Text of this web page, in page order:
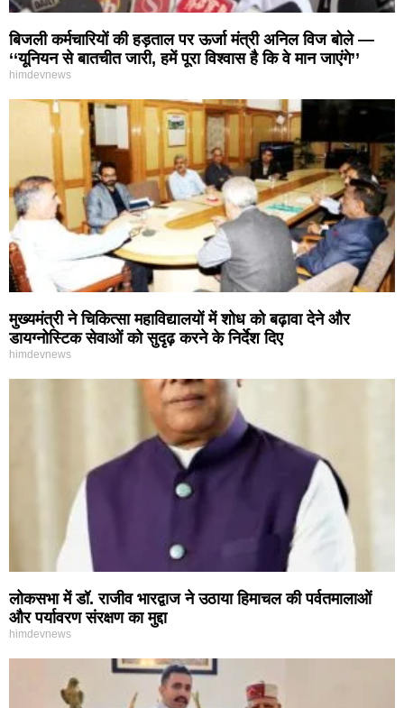
बिजली कर्मचारियों की हड़ताल पर ऊर्जा मंत्री अनिल विज बोले —
‘‘यूनियन से बातचीत जारी, हमें पूरा विश्वास है कि वे मान जाएंगे’’
himdevnews
मुख्यमंत्री ने चिकित्सा महाविद्यालयों में शोध को बढ़ावा देने और
डायग्नोस्टिक सेवाओं को सुदृढ़ करने के निर्देश दिए
himdevnews
लोकसभा में डॉ. राजीव भारद्वाज ने उठाया हिमाचल की पर्वतमालाओं
और पर्यावरण संरक्षण का मुद्दा
himdevnews